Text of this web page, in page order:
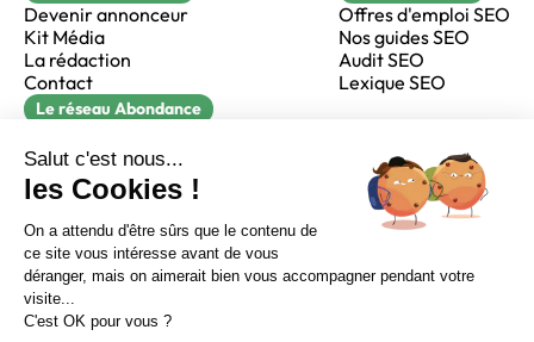
Sur LinkedIn Sur Youtube
Sur X Sur Facebook
Devenir annonceur
Kit Média
La rédaction
Contact
Offres d'emploi SEO
Nos guides SEO
Audit SEO
Lexique SEO
Le réseau Abondance
Réacteur
alfie formation